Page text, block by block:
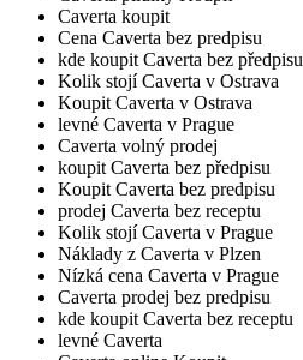
Caverta koupit
Cena Caverta bez predpisu
kde koupit Caverta bez předpisu
Kolik stojí Caverta v Ostrava
Koupit Caverta v Ostrava
levné Caverta v Prague
Caverta volný prodej
koupit Caverta bez předpisu
Koupit Caverta bez predpisu
prodej Caverta bez receptu
Kolik stojí Caverta v Prague
Náklady z Caverta v Plzen
Nízká cena Caverta v Prague
Caverta prodej bez predpisu
kde koupit Caverta bez receptu
levné Caverta